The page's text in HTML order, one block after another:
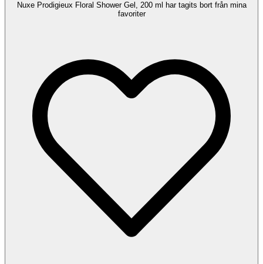
Nuxe Prodigieux Floral Shower Gel, 200 ml har tagits bort från mina
favoriter